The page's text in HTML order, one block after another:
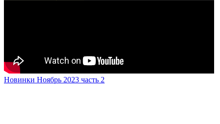
Новинки Ноябрь 2023 часть 2